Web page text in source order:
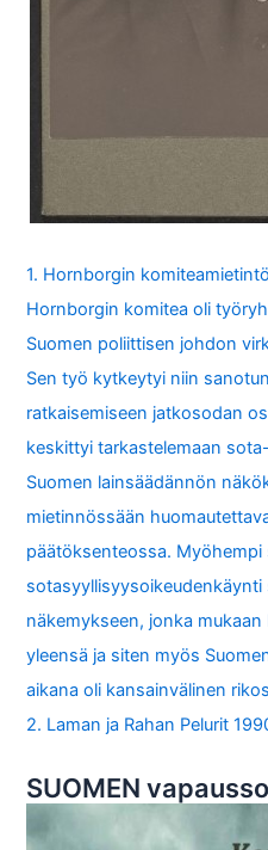
1. Hornborgin
Hornborgin komitea oli
Suomen poliittisen johdon
Sen työ kytkeytyi niin
ratkaisemiseen jatkosodan
keskittyi tarkastelemaan
Suomen lainsäädännön
mietinnössään
päätöksenteossa. Myöhempi
näkemykseen, jonka
yleensä ja siten myös
aikana oli kansainvälinen
2. Laman ja Rahan Pelurit
SUOMEN